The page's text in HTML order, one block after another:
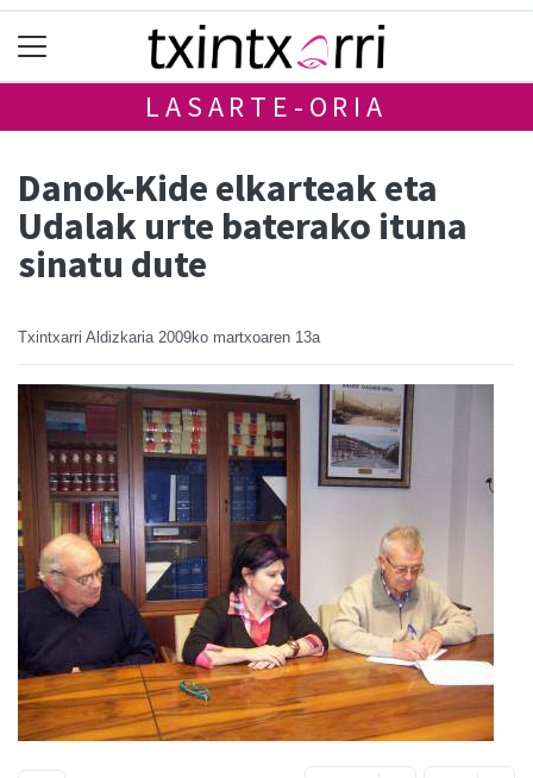
LASARTE-ORIA
Danok-Kide elkarteak eta
Udalak urte baterako ituna
sinatu dute
Txintxarri Aldizkaria 2009ko martxoaren 13a